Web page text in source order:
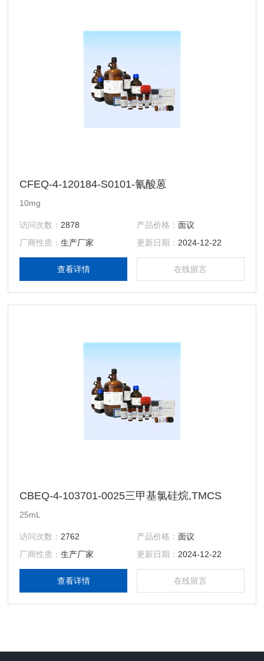
CFEQ-4-120184-S0101-氰酸蒽
10mg
访问次数： 2878 产品价格： 面议
厂商性质：生产厂家 更新日期： 2024-12-22
查看详情 在线留言
CBEQ-4-103701-0025三甲基氯硅烷,TMCS
25mL
访问次数： 2762 产品价格： 面议
厂商性质：生产厂家 更新日期： 2024-12-22
查看详情 在线留言